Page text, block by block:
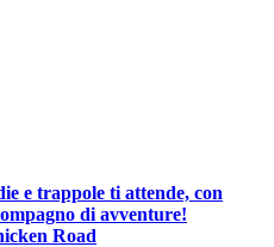
e trappole ti attende, con
di avventure!
Road